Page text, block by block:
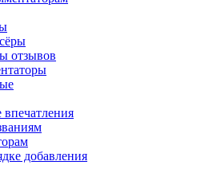
отзывов
добавления